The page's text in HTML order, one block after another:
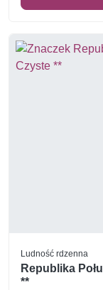
Ludność rdzenna
Republika
**